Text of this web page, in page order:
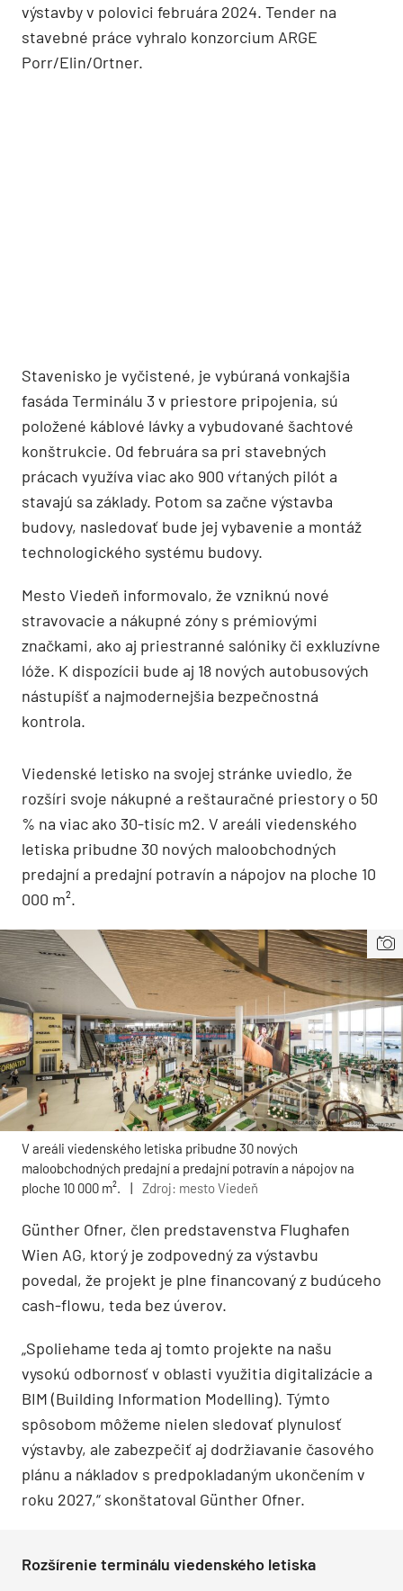
výstavby v polovici februára 2024. Tender na
stavebné práce vyhralo konzorcium ARGE
Porr/Elin/Ortner.
Stavenisko je vyčistené, je vybúraná vonkajšia
fasáda Terminálu 3 v priestore pripojenia, sú
položené káblové lávky a vybudované šachtové
konštrukcie. Od februára sa pri stavebných
prácach využíva viac ako 900 vŕtaných pilót a
stavajú sa základy. Potom sa začne výstavba
budovy, nasledovať bude jej vybavenie a montáž
technologického systému budovy.
Mesto Viedeň informovalo, že vzniknú nové
stravovacie a nákupné zóny s prémiovými
značkami, ako aj priestranné salóniky či exkluzívne
lóže. K dispozícii bude aj 18 nových autobusových
nástupíšť a najmodernejšia bezpečnostná
kontrola.
Viedenské letisko na svojej stránke uviedlo, že
rozšíri svoje nákupné a reštauračné priestory o 50
% na viac ako 30-tisíc m2. V areáli viedenského
letiska pribudne 30 nových maloobchodných
predajní a predajní potravín a nápojov na ploche 10
000 m².
V areáli viedenského letiska pribudne 30 nových
maloobchodných predajní a predajní potravín a nápojov na
ploche 10 000 m².
| Zdroj: mesto Viedeň
Günther Ofner, člen predstavenstva Flughafen
Wien AG, ktorý je zodpovedný za výstavbu
povedal, že projekt je plne financovaný z budúceho
cash-flowu, teda bez úverov.
„Spoliehame teda aj tomto projekte na našu
vysokú odbornosť v oblasti využitia digitalizácie a
BIM (Building Information Modelling). Týmto
spôsobom môžeme nielen sledovať plynulosť
výstavby, ale zabezpečiť aj dodržiavanie časového
plánu a nákladov s predpokladaným ukončením v
roku 2027,“ skonštatoval Günther Ofner.
Rozšírenie terminálu viedenského letiska